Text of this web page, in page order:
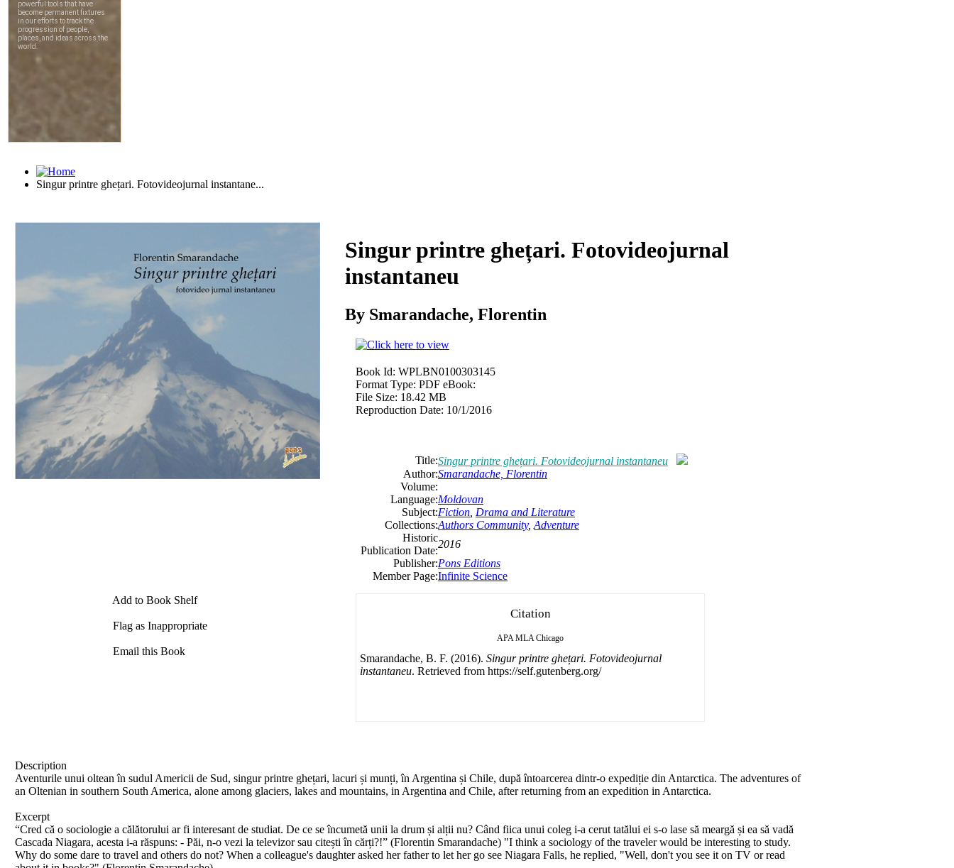
Singur printre ghețari. Fotovideojurnal instantane...
Download
Add to Book Shelf
Flag as Inappropriate
Email this Book
Singur printre ghețari. Fotovideojurnal
instantaneu
By Smarandache, Florentin
Book Id: WPLBN0100303145
Format Type: PDF eBook:
File Size: 18.42 MB
Reproduction Date: 10/1/2016
Title:Singur printre ghețari. Fotovideojurnal instantaneu
Author:Smarandache, Florentin
Volume:
Language:Moldovan
Subject:Fiction Drama and Literature
Collections:Authors Community, Adventure
Historic
Publication Date:
2016
Publisher:Pons Editions
Member Page:Infinite Science
Citation
APA MLA Chicago
Smarandache, B. F. (2016). Singur printre ghețari. Fotovideojurnal
instantaneu. Retrieved from https://self.gutenberg.org/
Description
Aventurile unui oltean în sudul Americii de Sud, singur printre ghețari, lacuri și munți, în Argentina și Chile, după întoarcerea dintr-o expediție din Antarctica. The adventures of
an Oltenian in southern South America, alone among glaciers, lakes and mountains, in Argentina and Chile, after returning from an expedition in Antarctica.
Excerpt
“Cred că o sociologie a călătorului ar fi interesant de studiat. De ce se încumetă unii la drum și alții nu? Când fiica unui coleg i-a cerut tatălui ei s-o lase să meargă și ea să vadă
Cascada Niagara, acesta i-a răspuns: - Păi, n-o vezi la televizor sau citești în cărți?!” (Florentin Smarandache) "I think a sociology of the traveler would be interesting to study.
Why do some dare to travel and others do not? When a colleague's daughter asked her father to let her go see Niagara Falls, he replied, "Well, don't you see it on TV or read